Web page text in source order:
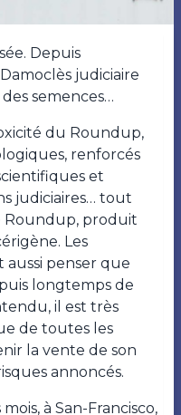
Depuis
judiciaire
semences…
du Roundup,
renforcés
et
judiciaires… tout
Roundup, produit
Les
penser que
longtemps de
il est très
de toutes les
la vente de son
annoncés.
à San-Francisco,